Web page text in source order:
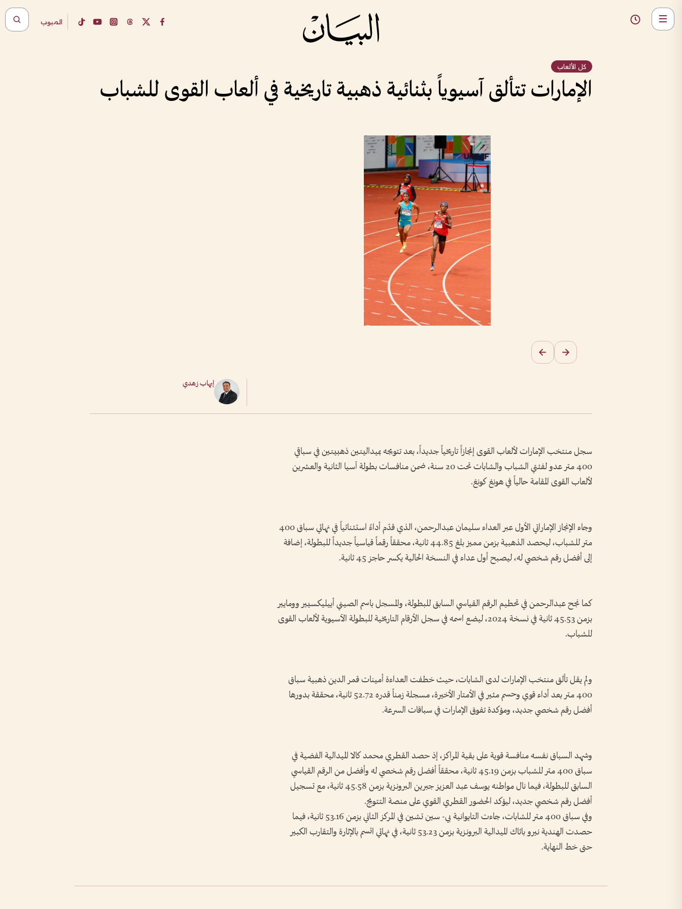
المبوب
كل الألعاب
الإمارات تتألق آسيوياً بثنائية ذهبية تاريخية في ألعاب القوى للشباب
إيهاب زهدي
سجل منتخب الإمارات لألعاب القوى إنجازاً تاريخياً جديداً، بعد تتويجه بميداليتين ذهبيتين في سباقي
400 متر عدو لفئتي الشباب والشابات تحت 20 سنة، ضمن منافسات بطولة آسيا الثانية والعشرين
لألعاب القوى المقامة حالياً في هونغ كونغ.
وجاء الإنجاز الإماراتي الأول عبر العداء سليمان عبدالرحمن، الذي قدّم أداءً استثنائياً في نهائي سباق 400
متر للشباب، ليحصد الذهبية بزمن مميز بلغ 44.85 ثانية، محققاً رقماً قياسياً جديداً للبطولة، إضافة
إلى أفضل رقم شخصي له، ليصبح أول عداء في النسخة الحالية يكسر حاجز 45 ثانية.
كما نجح عبدالرحمن في تحطيم الرقم القياسي السابق للبطولة، والمسجل باسم الصيني أييليكسيير وومايير
بزمن 45.53 ثانية في نسخة 2024، ليضع اسمه في سجل الأرقام التاريخية للبطولة الآسيوية لألعاب القوى
للشباب.
ولم يقل تألق منتخب الإمارات لدى الشابات، حيث خطفت العداءة أمينات قمر الدين ذهبية سباق
400 متر بعد أداء قوي وحسم مثير في الأمتار الأخيرة، مسجلة زمناً قدره 52.72 ثانية، محققة بدورها
أفضل رقم شخصي جديد، ومؤكدة تفوق الإمارات في سباقات السرعة.
وشهد السباق نفسه منافسة قوية على بقية المراكز، إذ حصد القطري محمد كالا الميدالية الفضية في
سباق 400 متر للشباب بزمن 45.19 ثانية، محققاً أفضل رقم شخصي له وأفضل من الرقم القياسي
السابق للبطولة، فيما نال مواطنه يوسف عبد العزيز جبرين البرونزية بزمن 45.58 ثانية، مع تسجيل
أفضل رقم شخصي جديد، ليؤكد الحضور القطري القوي على منصة التتويج.
وفي سباق 400 متر للشابات، جاءت التايوانية بي- سين تشين في المركز الثاني بزمن 53.16 ثانية، فيما
حصدت الهندية نيرو باثاك الميدالية البرونزية بزمن 53.23 ثانية، في نهائي اتسم بالإثارة والتقارب الكبير
حتى خط النهاية.